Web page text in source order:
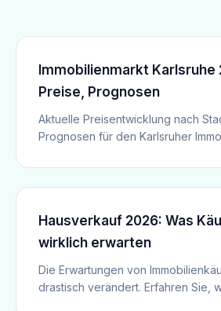
Immobilienmarkt Karlsruhe
Preise, Prognosen
Aktuelle Preisentwicklung nach
Prognosen für den Karlsruher
Hausverkauf 2026: Was
wirklich erwarten
Die Erwartungen von
drastisch verändert. Erfahren Sie,